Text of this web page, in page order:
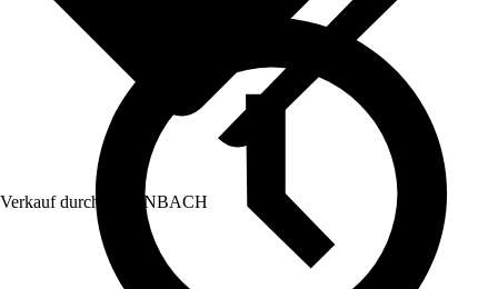
Verkauf durch: HORNBACH